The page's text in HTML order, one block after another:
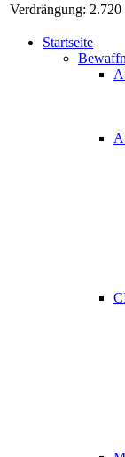
Verdrängung: 2.720
Startseite